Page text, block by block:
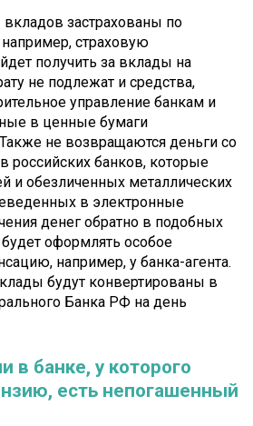
застрахованы по
страховую
получить за вклады на
не подлежат и средства,
управление банкам и
в ценные бумаги
не возвращаются деньги со
российских банков, которые
и обезличенных металлических
в электронные
денег обратно в подобных
оформлять особое
например, у банка-агента.
будут конвертированы в
Банка РФ на день
в банке, у которого
есть непогашенный